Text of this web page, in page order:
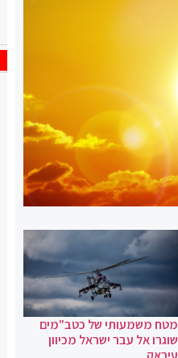
מטח משמעותי של כטב"מים
שוגרו אל עבר ישראל מכיוון